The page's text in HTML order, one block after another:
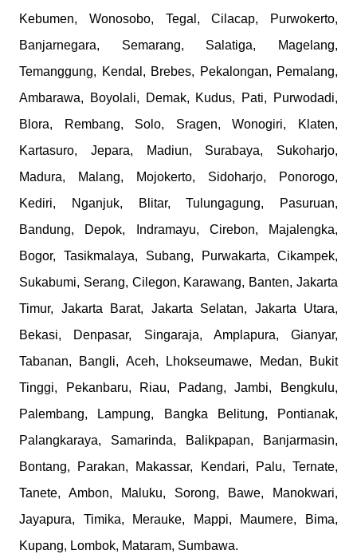
Kebumen, Wonosobo, Tegal, Cilacap, Purwokerto,
Banjarnegara, Semarang, Salatiga, Magelang,
Temanggung, Kendal, Brebes, Pekalongan, Pemalang,
Ambarawa, Boyolali, Demak, Kudus, Pati, Purwodadi,
Blora, Rembang, Solo, Sragen, Wonogiri, Klaten,
Kartasuro, Jepara, Madiun, Surabaya, Sukoharjo,
Madura, Malang, Mojokerto, Sidoharjo, Ponorogo,
Kediri, Nganjuk, Blitar, Tulungagung, Pasuruan,
Bandung, Depok, Indramayu, Cirebon, Majalengka,
Bogor, Tasikmalaya, Subang, Purwakarta, Cikampek,
Sukabumi, Serang, Cilegon, Karawang, Banten, Jakarta
Timur, Jakarta Barat, Jakarta Selatan, Jakarta Utara,
Bekasi, Denpasar, Singaraja, Amplapura, Gianyar,
Tabanan, Bangli, Aceh, Lhokseumawe, Medan, Bukit
Tinggi, Pekanbaru, Riau, Padang, Jambi, Bengkulu,
Palembang, Lampung, Bangka Belitung, Pontianak,
Palangkaraya, Samarinda, Balikpapan, Banjarmasin,
Bontang, Parakan, Makassar, Kendari, Palu, Ternate,
Tanete, Ambon, Maluku, Sorong, Bawe, Manokwari,
Jayapura, Timika, Merauke, Mappi, Maumere, Bima,
Kupang, Lombok, Mataram, Sumbawa.